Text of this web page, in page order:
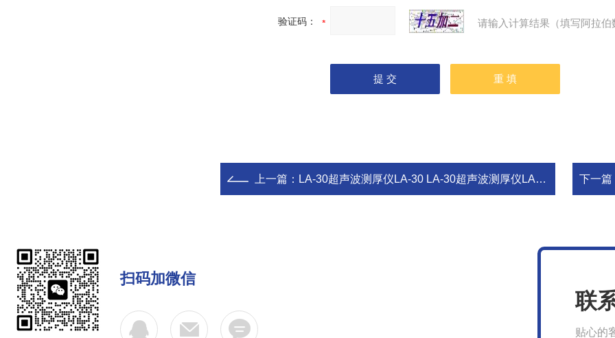
验证码： 请输入计算结果（填写阿拉
上一篇： LA-30超声波测厚仪LA-30 LA-30超声波测厚仪LA-30 下一篇
扫码加微信
联
贴心的